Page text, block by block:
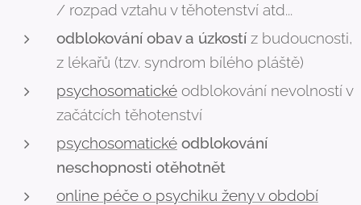
/ rozpad vztahu v těhotenství atd...
odblokování obav a úzkostí z budoucnosti,
z lékařů (tzv. syndrom bílého pláště)
psychosomatické odblokování nevolností v
začátcích těhotenství
psychosomatické odblokování
neschopnosti otěhotnět
online péče o psychiku ženy v období